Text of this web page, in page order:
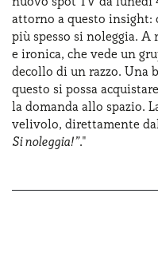
attorno a questo insight:
più spesso si noleggia. A
e ironica, che vede un
decollo di un razzo. Una
questo si possa
la domanda allo spazio.
velivolo, direttamente
Si noleggia!”."